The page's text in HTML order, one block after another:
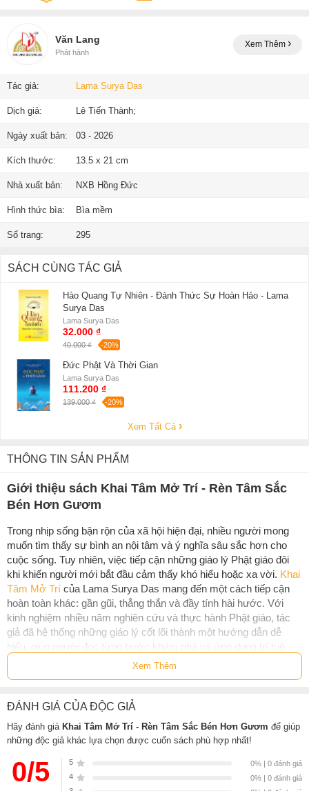
Văn Lang
Phát hành
Xem Thêm
Tác giả: Lama Surya Das
Dịch giả: Lê Tiến Thành;
Ngày xuất bản: 03 - 2026
Kích thước: 13.5 x 21 cm
Nhà xuất bản: NXB Hồng Đức
Hình thức bìa: Bìa mềm
Số trang: 295
SÁCH CÙNG TÁC GIẢ
Hào Quang Tự Nhiên - Đánh Thức Sự Hoàn Hảo - Lama
Surya Das
Lama Surya Das
32.000 ₫
40.000 ₫ -20%
Đức Phật Và Thời Gian
Lama Surya Das
111.200 ₫
139.000 ₫ -20%
Xem Tất Cả
THÔNG TIN SẢN PHẨM
Giới thiệu sách Khai Tâm Mở Trí - Rèn Tâm Sắc
Bén Hơn Gươm
Trong nhịp sống bận rộn của xã hội hiện đại, nhiều người mong
muốn tìm thấy sự bình an nội tâm và ý nghĩa sâu sắc hơn cho
cuộc sống. Tuy nhiên, việc tiếp cận những giáo lý Phật giáo đôi
khi khiến người mới bắt đầu cảm thấy khó hiểu hoặc xa vời. Khai
Tâm Mở Trí của Lama Surya Das mang đến một cách tiếp cận
hoàn toàn khác: gần gũi, thẳng thắn và đầy tính hài hước. Với
kinh nghiệm nhiều năm nghiên cứu và thực hành Phật giáo, tác
giả đã hệ thống những giáo lý cốt lõi thành một hướng dẫn dễ
hiểu, giúp người đọc từng bước khám phá và ứng dụng trí tuệ
Phật giáo vào đời sống hàng ngày.
hành tâm linh”- những phương pháp thiết thực giúp mỗi người
nuôi dưỡng đời sống nội tâm. Từ thiền định, yoga, viết nhật ký
cho đến các hoạt động thiện nguyện trong cộng đồng, mọi hành
động đều có thể trở thành một phần của hành trình tu tập. Không
chỉ là một cuốn sách triết lý,
còn là cẩm nang
thực hành giúp bạn sống tỉnh thức hơn, hiểu rõ bản thân và từng
bước hướng tới một cuộc sống hạnh phúc, khỏe mạnh và giác
Xem Thêm
ĐÁNH GIÁ CỦA ĐỘC GIẢ
Hãy đánh giá Khai Tâm Mở Trí - Rèn Tâm Sắc Bén Hơn Gươm để giúp
những độc giả khác lựa chọn được cuốn sách phù hợp nhất!
0/5 5
0% | 0 đánh giá
4
0% | 0 đánh giá